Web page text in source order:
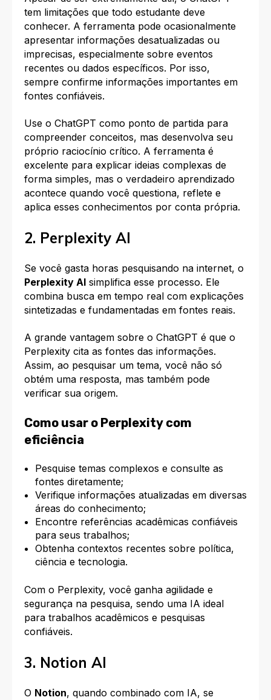
tem limitações que todo estudante deve
conhecer. A ferramenta pode ocasionalmente
apresentar informações desatualizadas ou
imprecisas, especialmente sobre eventos
recentes ou dados específicos. Por isso,
sempre confirme informações importantes em
fontes confiáveis.
Use o ChatGPT como ponto de partida para
compreender conceitos, mas desenvolva seu
próprio raciocínio crítico. A ferramenta é
excelente para explicar ideias complexas de
forma simples, mas o verdadeiro aprendizado
acontece quando você questiona, reflete e
aplica esses conhecimentos por conta própria.
2. Perplexity AI
Se você gasta horas pesquisando na internet, o
Perplexity AI simplifica esse processo. Ele
combina busca em tempo real com explicações
sintetizadas e fundamentadas em fontes reais.​
A grande vantagem sobre o ChatGPT é que o
Perplexity cita as fontes das informações.
Assim, ao pesquisar um tema, você não só
obtém uma resposta, mas também pode
verificar sua origem.
Como usar o Perplexity com
eficiência
Pesquise temas complexos e consulte as
fontes diretamente;
Verifique informações atualizadas em diversas
áreas do conhecimento;
Encontre referências acadêmicas confiáveis
para seus trabalhos;
Obtenha contextos recentes sobre política,
ciência e tecnologia.
Com o Perplexity, você ganha agilidade e
segurança na pesquisa, sendo uma IA ideal
para trabalhos acadêmicos e pesquisas
confiáveis.
3. Notion AI
O Notion, quando combinado com IA, se